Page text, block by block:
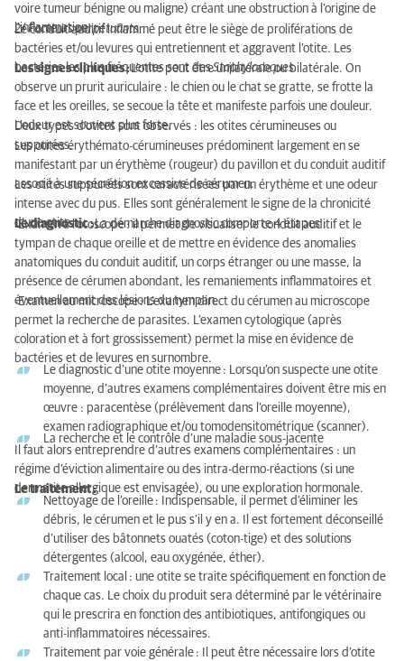
voire tumeur bénigne ou maligne) créant une obstruction à l’origine de
l’inflammation.
2/ Facteurs perpétuants
Le conduit auditif inflammé peut être le siège de proliférations de
bactéries et/ou levures qui entretiennent et aggravent l’otite. Les
bactéries les plus fréquentes sont desStaphylocoques.
Les signes cliniques :L’otite peut être unilatérale ou bilatérale. On
observe un prurit auriculaire : le chien ou le chat se gratte, se frotte la
face et les oreilles, se secoue la tête et manifeste parfois une douleur.
L’odeur est souvent plus forte.
Deux types d’otites sont observés : les otites cérumineuses ou
suppurées.
Les otites érythémato-cérumineuses prédominent largement en se
manifestant par un érythème (rougeur) du pavillon et du conduit auditif
associé à une sécrétion excessive de cérumen.
Les otites suppurées sont caractérisées par un érythème et une odeur
intense avec du pus. Elles sont généralement le signe de la chronicité
d’une otite.
Le diagnostic :La démarche diagnostic comporte 4 étapes :
-Examen à l’otoscope: il permet de visualiser le conduit auditif et le
tympan de chaque oreille et de mettre en évidence des anomalies
anatomiques du conduit auditif, un corps étranger ou une masse, la
présence de cérumen abondant, les remaniements inflammatoires et
éventuellement des lésions du tympan.
-Examen au microscope: L’examen direct du cérumen au microscope
permet la recherche de parasites. L’examen cytologique (après
coloration et à fort grossissement) permet la mise en évidence de
bactéries et de levures en surnombre.
Le diagnostic d’une otite moyenne : Lorsqu’on suspecte une otite
moyenne, d’autres examens complémentaires doivent être mis en
œuvre : paracentèse (prélèvement dans l’oreille moyenne),
examen radiographique et/ou tomodensitométrique (scanner).
La recherche et le contrôle d’une maladie sous-jacente
Il faut alors entreprendre d’autres examens complémentaires : un
régime d’éviction alimentaire ou des intra-dermo-réactions (si une
dermatite allergique est envisagée), ou une exploration hormonale.
Le traitement :
Nettoyage de l’oreille : Indispensable, il permet d’éliminer les
débris, le cérumen et le pus s’il y en a. Il est fortement déconseillé
d’utiliser des bâtonnets ouatés (coton-tige) et des solutions
détergentes (alcool, eau oxygénée, éther).
Traitement local : une otite se traite spécifiquement en fonction de
chaque cas. Le choix du produit sera déterminé par le vétérinaire
qui le prescrira en fonction des antibiotiques, antifongiques ou
anti-inflammatoires nécessaires.
Traitement par voie générale : Il peut être nécessaire lors d’otite